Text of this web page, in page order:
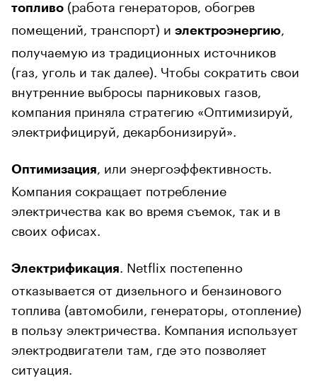
топливо (работа генераторов, обогрев
помещений, транспорт) и электроэнергию
получаемую из традиционных источников
(газ, уголь и так далее). Чтобы сократить свои
внутренние выбросы парниковых газов,
компания приняла стратегию «Оптимизируй,
электрифицируй, декарбонизируй».
Оптимизация
, или энергоэффективность.
Компания сокращает потребление
электричества как во время съемок, так и в
своих офисах.
Электрификация
. Netflix постепенно
отказывается от дизельного и бензинового
топлива (автомобили, генераторы, отопление)
в пользу электричества. Компания использует
электродвигатели там, где это позволяет
ситуация.